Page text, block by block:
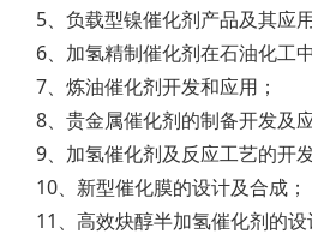
5、负载型镍催化剂产品及其应
6、加氢精制催化剂在石油化工
7、炼油催化剂开发和应用；
8、贵金属催化剂的制备开发及
9、加氢催化剂及反应工艺的开
10、新型催化膜的设计及合成；
11、高效炔醇半加氢催化剂的设